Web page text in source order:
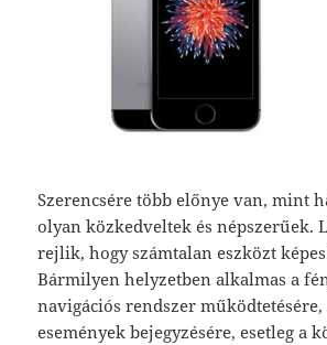
Szerencsére több előnye van, mint
olyan közkedveltek és népszerűek.
rejlik, hogy számtalan eszközt
Bármilyen helyzetben alkalmas a
navigációs rendszer
események bejegyzésére, esetleg a